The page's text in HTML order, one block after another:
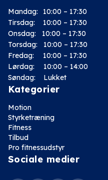
Mandag:
10:00 – 17:30
Tirsdag:
10:00 – 17:30
Onsdag:
10:00 – 17:30
Torsdag:
10:00 – 17:30
Fredag:
10:00 – 17:30
Lørdag:
10:00 – 14:00
Søndag: Lukket
Kategorier
Motion
Styrketræning
Fitness
Tilbud
Pro fitnessudstyr
Sociale medier